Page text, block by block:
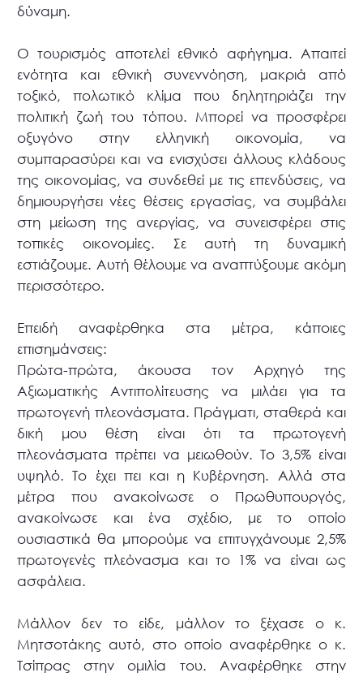
δύναμη.
Ο τουρισμός αποτελεί εθνικό αφήγημα. Απαιτεί
ενότητα και εθνική συνεννόηση, μακριά από
τοξικό, πολωτικό κλίμα που δηλητηριάζει την
πολιτική ζωή του τόπου. Μπορεί να προσφέρει
οξυγόνο στην ελληνική οικονομία, να
συμπαρασύρει και να ενισχύσει άλλους κλάδους
της οικονομίας, να συνδεθεί με τις επενδύσεις, να
δημιουργήσει νέες θέσεις εργασίας, να συμβάλει
στη μείωση της ανεργίας, να συνεισφέρει στις
τοπικές οικονομίες. Σε αυτή τη δυναμική
εστιάζουμε. Αυτή θέλουμε να αναπτύξουμε ακόμη
περισσότερο.
Επειδή αναφέρθηκα στα μέτρα, κάποιες
επισημάνσεις:
Πρώτα-πρώτα, άκουσα τον Αρχηγό της
Αξιωματικής Αντιπολίτευσης να μιλάει για τα
πρωτογενή πλεονάσματα. Πράγματι, σταθερά και
δική μου θέση είναι ότι τα πρωτογενή
πλεονάσματα πρέπει να μειωθούν. Το 3,5% είναι
υψηλό. Το έχει πει και η Κυβέρνηση. Αλλά στα
μέτρα που ανακοίνωσε ο Πρωθυπουργός,
ανακοίνωσε και ένα σχέδιο, με το οποίο
ουσιαστικά θα μπορούμε να επιτυγχάνουμε 2,5%
πρωτογενές πλεόνασμα και το 1% να είναι ως
ασφάλεια.
Μάλλον δεν το είδε, μάλλον το ξέχασε ο κ.
Μητσοτάκης αυτό, στο οποίο αναφέρθηκε ο κ.
Τσίπρας στην ομιλία του. Αναφέρθηκε στην